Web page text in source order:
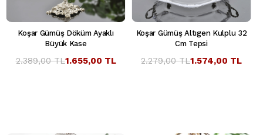
Koşar Gümüş Döküm Ayaklı
Büyük Kase
1.655,00 TL
2.389,00 TL
Koşar Gümüş Altıgen Kulplu 32
Cm Tepsi
1.574,00 TL
2.279,00 TL